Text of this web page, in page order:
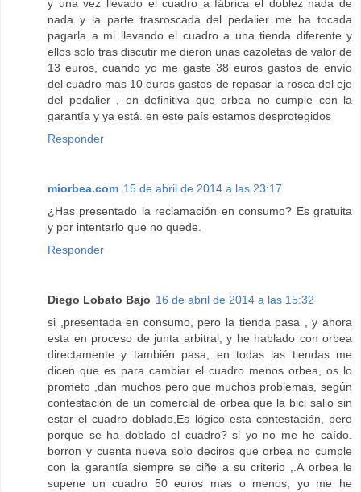
y una vez llevado el cuadro a fábrica el doblez nada de
nada y la parte trasroscada del pedalier me ha tocada
pagarla a mi llevando el cuadro a una tienda diferente y
ellos solo tras discutir me dieron unas cazoletas de valor de
13 euros, cuando yo me gaste 38 euros gastos de envío
del cuadro mas 10 euros gastos de repasar la rosca del eje
del pedalier , en definitiva que orbea no cumple con la
garantía y ya está. en este país estamos desprotegidos
Responder
miorbea.com 15 de abril de 2014 a las 23:17
¿Has presentado la reclamación en consumo? Es gratuita
y por intentarlo que no quede.
Responder
Diego Lobato Bajo 16 de abril de 2014 a las 15:32
si ,presentada en consumo, pero la tienda pasa , y ahora
esta en proceso de junta arbitral, y he hablado con orbea
directamente y también pasa, en todas las tiendas me
dicen que es para cambiar el cuadro menos orbea, os lo
prometo ,dan muchos pero que muchos problemas, según
contestación de un comercial de orbea que la bici salio sin
estar el cuadro doblado,Es lógico esta contestación, pero
porque se ha doblado el cuadro? si yo no me he caído.
borron y cuenta nueva solo deciros que orbea no cumple
con la garantía siempre se ciñe a su criterio ,.A orbea le
supene un cuadro 50 euros mas o menos, yo me he